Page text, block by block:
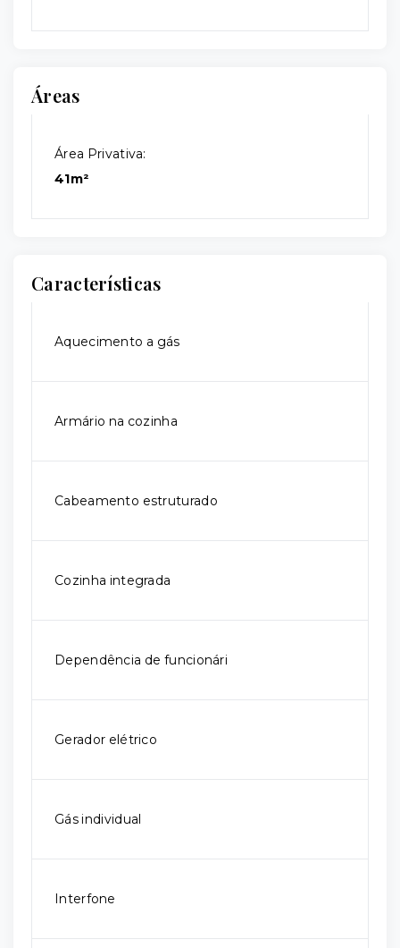
Áreas
Área Privativa:
41m²
Características
Aquecimento a gás
Armário na cozinha
Cabeamento estruturado
Cozinha integrada
Dependência de funcionári
Gerador elétrico
Gás individual
Interfone